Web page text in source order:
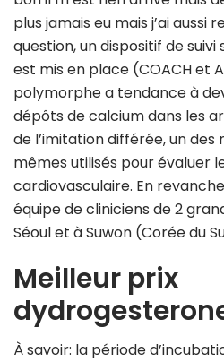
plus jamais eu mais j’ai aussi
question, un dispositif de
est mis en place (COACH et
polymorphe a tendance à
dépôts de calcium dans les
de l’imitation différée, un des
mêmes utilisés pour évaluer
cardiovasculaire. En
équipe de cliniciens de 2
Séoul et à Suwon (Corée du
Meilleur prix
À savoir: la période